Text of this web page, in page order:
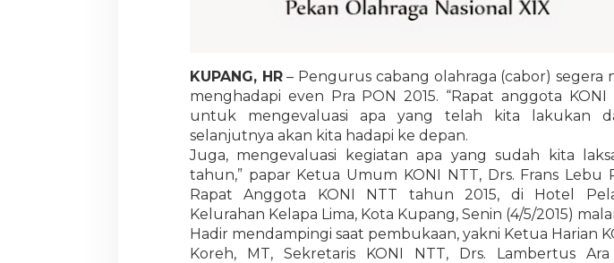
KUPANG, HR– Pengurus cabang olahraga (cabor) segera
menghadapi even Pra PON 2015. “Rapat anggota
untuk mengevaluasi apa yang telah kita lakukan
selanjutnya akan kita hadapi ke depan.
Juga, mengevaluasi kegiatan apa yang sudah kita
tahun,” papar Ketua Umum KONI NTT, Drs. Frans Lebu
Rapat Anggota KONI NTT tahun 2015, di Hotel
Kelurahan Kelapa Lima, Kota Kupang, Senin (4/5/2015)
Hadir mendampingi saat pembukaan, yakni Ketua Harian
Koreh, MT, Sekretaris KONI NTT, Drs. Lambertus